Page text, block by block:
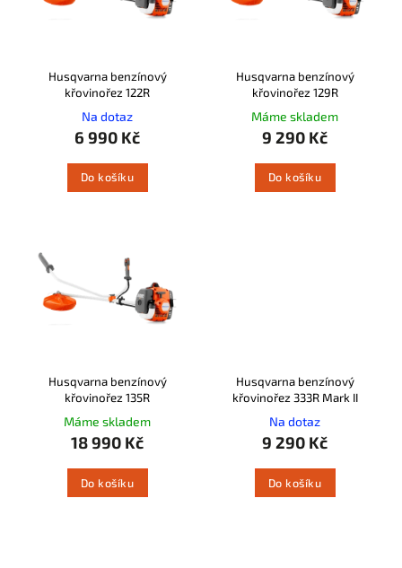
Husqvarna benzínový
křovinořez 122R
Na dotaz
6 990 Kč
Do košíku
Husqvarna benzínový
křovinořez 129R
Máme skladem
9 290 Kč
Do košíku
Husqvarna benzínový
křovinořez 135R
Máme skladem
18 990 Kč
Do košíku
Husqvarna benzínový
křovinořez 333R Mark II
Na dotaz
9 290 Kč
Do košíku